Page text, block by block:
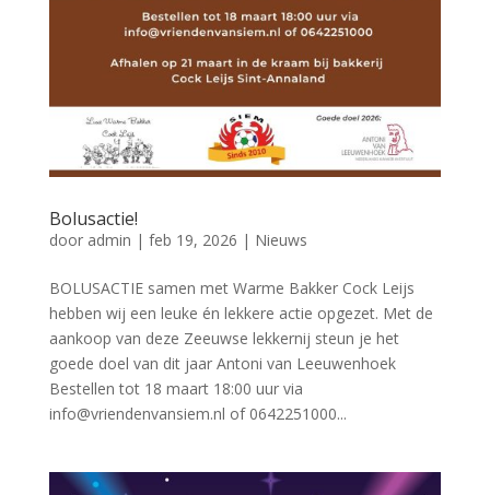
Bolusactie!
door admin | feb 19, 2026 | Nieuws
BOLUSACTIE samen met Warme Bakker Cock Leijs
hebben wij een leuke én lekkere actie opgezet. Met de
aankoop van deze Zeeuwse lekkernij steun je het
goede doel van dit jaar Antoni van Leeuwenhoek
Bestellen tot 18 maart 18:00 uur via
info@vriendenvansiem.nl of 0642251000...